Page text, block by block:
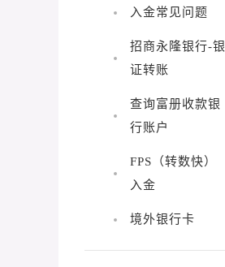
入金常见问题
招商永隆银行-银
证转账
查询富册收款银
行账户
FPS（转数快）
入金
境外银行卡